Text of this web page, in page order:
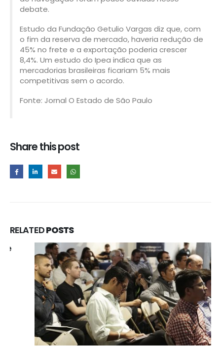
debate.
Estudo da Fundação Getulio Vargas diz que, com
o fim da reserva de mercado, haveria redução de
45% no frete e a exportação poderia crescer
8,4%. Um estudo do Ipea indica que as
mercadorias brasileiras ficariam 5% mais
competitivas sem o acordo.
Fonte: Jornal O Estado de São Paulo
Share this post
RELATEDPOSTS